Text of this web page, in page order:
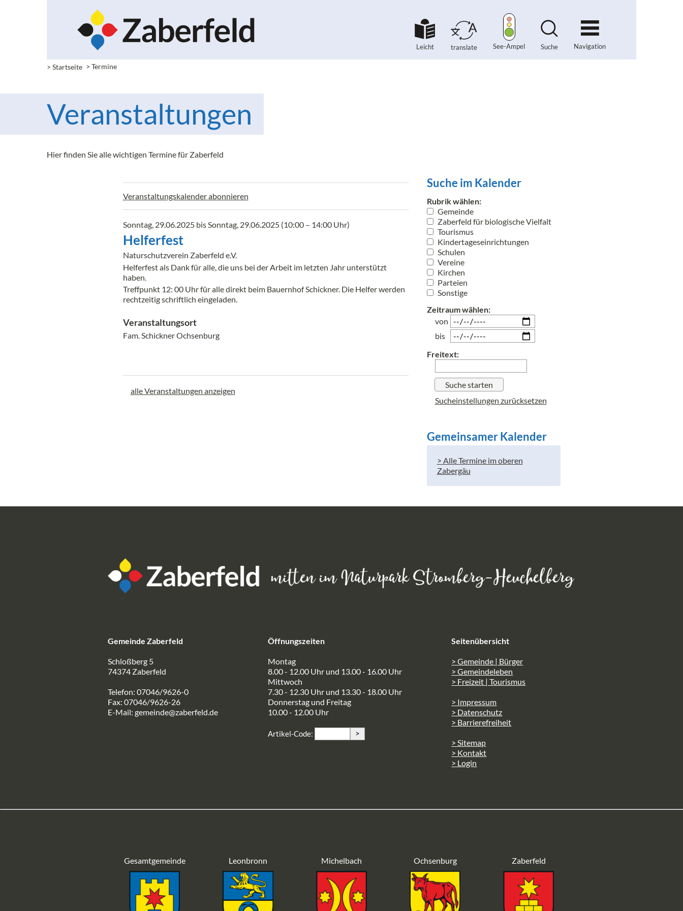
Leicht translate See-Ampel Suche Navigation
> Startseite > Termine
Veranstaltungen
Hier finden Sie alle wichtigen Termine für Zaberfeld
Suche im Kalender
Rubrik wählen:
Gemeinde
Zaberfeld für biologische Vielfalt
Tourismus
Kindertageseinrichtungen
Schulen
Vereine
Kirchen
Parteien
Sonstige
Zeitraum wählen:
von
bis
Freitext:
Sucheinstellungen zurücksetzen
Gemeinsamer Kalender
> Alle Termine im oberen
Zabergäu
Veranstaltungskalender abonnieren
Sonntag, 29.06.2025 bis Sonntag, 29.06.2025(10:00 – 14:00 Uhr)
Helferfest
Naturschutzverein Zaberfeld e.V.
Helferfest als Dank für alle, die uns bei der Arbeit im letzten Jahr unterstützt
haben.
Treffpunkt 12: 00 Uhr für alle direkt beim Bauernhof Schickner. Die Helfer werden
rechtzeitig schriftlich eingeladen.
Veranstaltungsort
Fam. Schickner Ochsenburg
alle Veranstaltungen anzeigen
Gemeinde Zaberfeld
Schloßberg 5
74374 Zaberfeld
Telefon: 07046/9626-0
Fax: 07046/9626-26
E-Mail: gemeinde@zaberfeld.de
Öffnungszeiten
Montag
8.00 - 12.00 Uhr und 13.00 - 16.00 Uhr
Mittwoch
7.30 - 12.30 Uhr und 13.30 - 18.00 Uhr
Donnerstag und Freitag
10.00 - 12.00 Uhr
Artikel-Code: >
Seitenübersicht
> Gemeinde | Bürger
> Gemeindeleben
> Freizeit | Tourismus
> Impressum
> Datenschutz
> Barrierefreiheit
> Sitemap
> Kontakt
> Login
Gesamtgemeinde Leonbronn Michelbach Ochsenburg Zaberfeld